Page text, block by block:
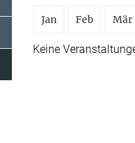
Jan Feb Mär
Keine